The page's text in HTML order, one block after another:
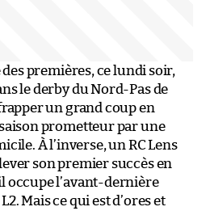
premières, ce lundi soir,
le derby du Nord-Pas de
un grand coup en
prometteur par une
À l’inverse, un RC Lens
son premier succès en
occupe l’avant-dernière
Mais ce qui est d’ores et